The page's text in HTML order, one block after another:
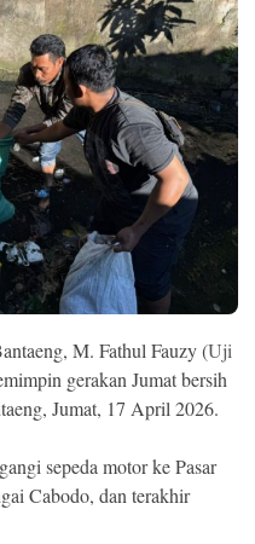
M. Fathul Fauzy (Uji
gerakan Jumat bersih
Jumat, 17 April 2026.
sepeda motor ke Pasar
Cabodo, dan terakhir